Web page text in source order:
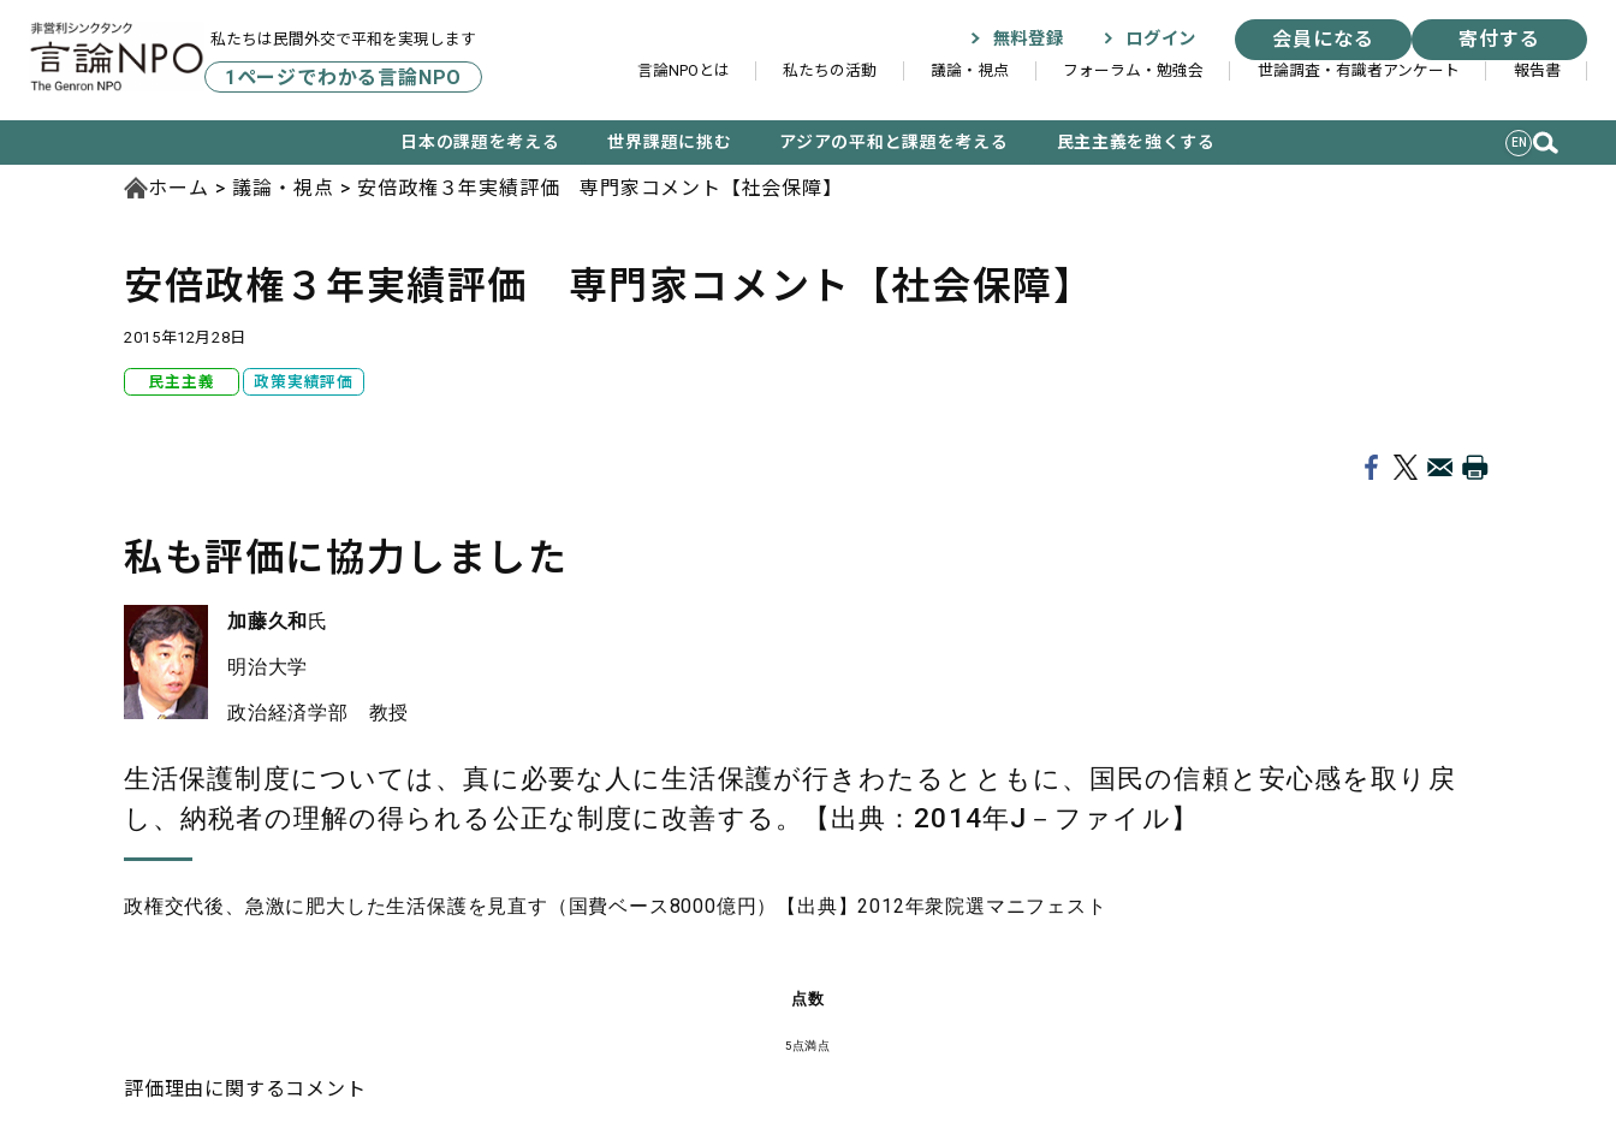
私たちは民間外交で平和を実現します
1ページでわかる言論NPO
無料登録 ログイン 会員になる 寄付する
言論NPOとは 私たちの活動 議論・視点 フォーラム・勉強会 世論調査・有識者アンケート 報告書
日本の課題を考える 世界課題に挑む アジアの平和と課題を考える 民主主義を強くする EN
記事検索する
ホーム 議論・視点 安倍政権３年実績評価 専門家コメント【社会保障】
安倍政権３年実績評価 専門家コメント【社会保障】
2015年12月28日
民主主義 政策実績評価
私も評価に協力しました
加藤久和氏
明治大学
政治経済学部 教授
生活保護制度については、真に必要な人に生活保護が行きわたるとともに、国民の信頼と安心感を取り戻
し、納税者の理解の得られる公正な制度に改善する。【出典：2014年J－ファイル】
政権交代後、急激に肥大した生活保護を見直す（国費ベース8000億円）【出典】2012年衆院選マニフェスト
点数
5点満点
評価理由に関するコメント